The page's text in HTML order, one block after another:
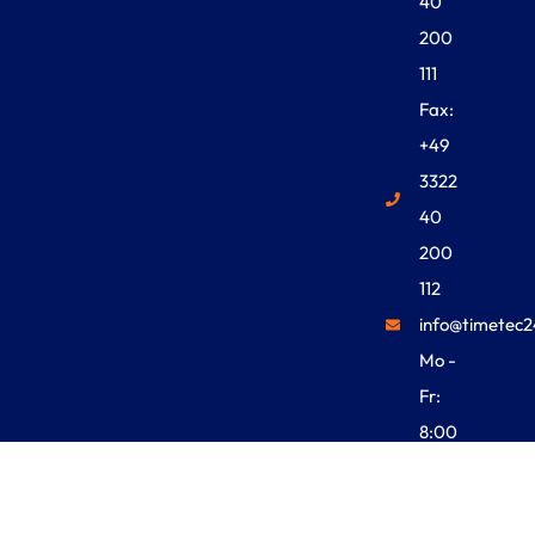
200
111
Fax:
+49
3322
40
200
112
Mo -
Fr:
8:00